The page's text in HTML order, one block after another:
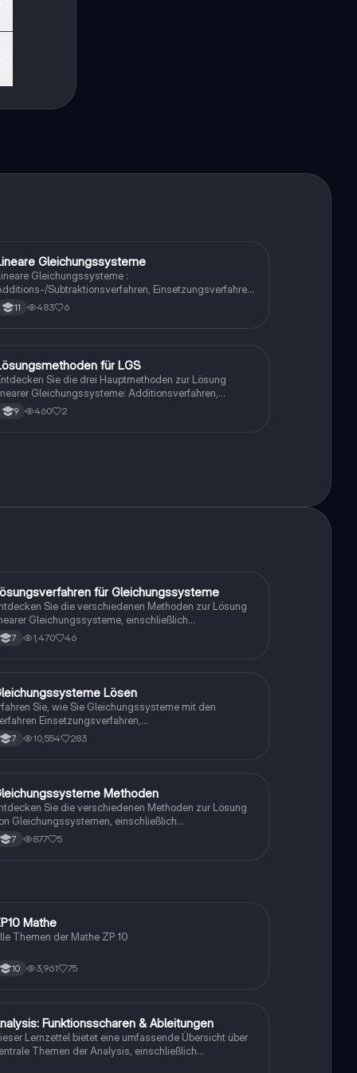
Mathe Gleichungssysteme
Gleichungssysteme :
Subtraktionsverfahren, Einsetzungsverfahren,
Gleichsetzungsverfahren
11 483 6
Mathe für LGS
Sie die drei Hauptmethoden zur Lösung
Gleichungssysteme: Additionsverfahren,
Einsetzungsverfahren und deren Anwendung anhand
von Beispielaufgaben. Ideal für Studierende, die ein
9 460 2
Mathe für Gleichungssysteme
Sie die verschiedenen Methoden zur Lösung
Gleichungssysteme, einschließlich
Einsetzungsverfahren, Gleichsetzungsverfahren und
Additionsverfahren. Diese Zusammenfassung bietet
vertiefen möchten.
7 1,470 46
Mathe Lösen
Sie, wie Sie Gleichungssysteme mit den
Einsetzungsverfahren,
Gleichsetzungsverfahren und Additionsverfahren lösen.
Diese Zusammenfassung bietet klare Schritte und
verbessern möchten.
7 10,554 283
Mathe Methoden
Sie die verschiedenen Methoden zur Lösung
Gleichungssystemen, einschließlich
Additionsverfahren, Einsetzungsverfahren und
Gleichsetzungsverfahren. Diese Zusammenfassung
7 877 5
MatheMathe
Themen der Mathe ZP 10
10 3,961 75
Mathe Funktionsscharen & Ableitungen
Lernzettel bietet eine umfassende Übersicht über
Themen der Analysis, einschließlich